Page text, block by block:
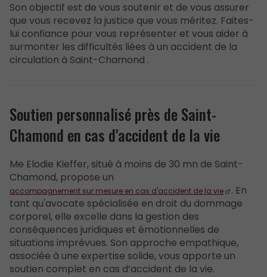
Son objectif est de vous soutenir et de vous assurer
que vous recevez la justice que vous méritez. Faites-
lui confiance pour vous représenter et vous aider à
surmonter les difficultés liées à un accident de la
circulation à Saint-Chamond .
Soutien personnalisé près de Saint-
Chamond en cas d'accident de la vie
Me Elodie Kieffer, situé à moins de 30 mn de Saint-
Chamond, propose un
accompagnement sur mesure en cas d'accident de la vie
. En
tant qu'avocate spécialisée en droit du dommage
corporel, elle excelle dans la gestion des
conséquences juridiques et émotionnelles de
situations imprévues. Son approche empathique,
associée à une expertise solide, vous apporte un
soutien complet en cas d’accident de la vie.